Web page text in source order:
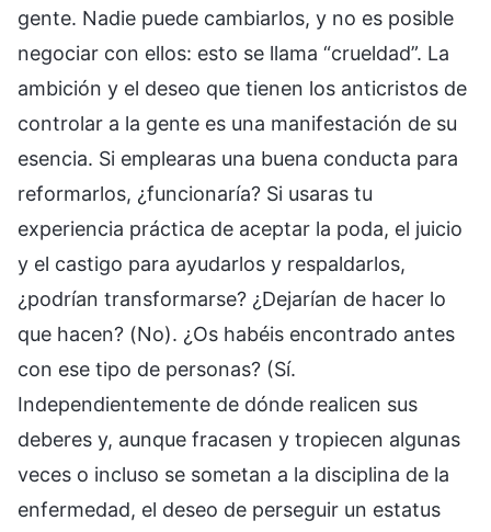
gente. Nadie puede cambiarlos, y no es posible
negociar con ellos: esto se llama “crueldad”. La
ambición y el deseo que tienen los anticristos de
controlar a la gente es una manifestación de su
esencia. Si emplearas una buena conducta para
reformarlos, ¿funcionaría? Si usaras tu
experiencia práctica de aceptar la poda, el juicio
y el castigo para ayudarlos y respaldarlos,
¿podrían transformarse? ¿Dejarían de hacer lo
que hacen? (No). ¿Os habéis encontrado antes
con ese tipo de personas? (Sí.
Independientemente de dónde realicen sus
deberes y, aunque fracasen y tropiecen algunas
veces o incluso se sometan a la disciplina de la
enfermedad, el deseo de perseguir un estatus